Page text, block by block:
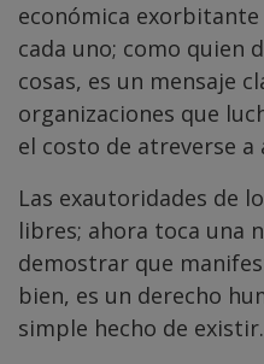
económica
cada uno; como quien
cosas, es un mensaje
organizaciones que
el costo de atreverse a
Las exautoridades de
libres; ahora toca una
demostrar que
bien, es un derecho
simple hecho de existir.